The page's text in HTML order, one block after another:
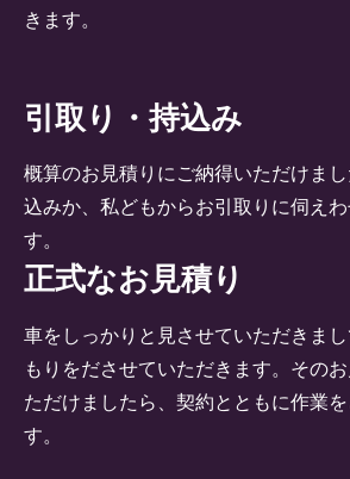
きます。
引取り・持込み
概算のお見積りにご納得いただけま
込みか、私どもからお引取りに伺え
す。
正式なお見積り
車をしっかりと見させていただきま
もりをださせていただきます。その
ただけましたら、契約とともに作業
す。